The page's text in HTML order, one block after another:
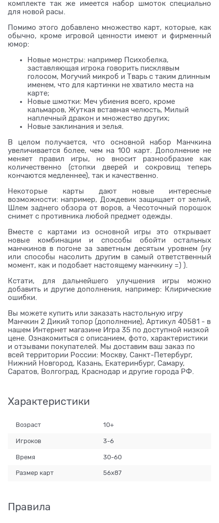
комплекте так же имеется набор шмоток специально
для новой расы.
Помимо этого добавлено множество карт, которые, как
обычно, кроме игровой ценности имеют и фирменный
юмор:
Новые монстры: например Психобелка,
заставляющая игрока говорить писклявым
голосом, Могучий микроб и Тварь с таким длинным
именем, что для картинки не хватило места на
карте;
Новые шмотки: Меч убиения всего, кроме
кальмаров, Жуткая вставная челюсть, Милый
наплечный дракон и множество других;
Новые заклинания и зелья.
В целом получается, что основной набор Манчкина
увеличивается более, чем на 100 карт. Дополнение не
меняет правил игры, но вносит разнообразие как
количественно (стопки дверей и сокровищ теперь
кончаются медленнее), так и качественно.
Некоторые карты дают новые интересные
возможности: например, Дождевик защищает от зелий,
Шлем заднего обзора от воров, а Чесоточный порошок
снимет с противника любой предмет одежды.
Вместе с картами из основной игры это открывает
новые комбинации и способы обойти остальных
манчкинов в погоне за заветным десятым уровнем (ну
или способы насолить другим в самый ответственный
момент, как и подобает настоящему манчкину =) ).
Кстати, для дальнейшего улучшения игры можно
добавить и другие дополнения, например: Клирические
ошибки.
Вы можете купить или заказать настольную игру
Манчкин 2 Дикий топор (дополнение), Артикул 40581 - в
нашем Интернет магазине Игра 35 по доступной низкой
цене. Ознакомиться с описанием, фото, характеристики
и отзывами покупателей. Мы доставим ваш заказ по
всей территории России: Москву, Санкт-Петербург,
Нижний Новгород, Казань, Екатеринбург, Самару,
Саратов, Волгоград, Краснодар и другие города РФ.
Характеристики
Возраст 10+
Игроков 3-6
Время 30-60
Размер карт 56x87
Правила